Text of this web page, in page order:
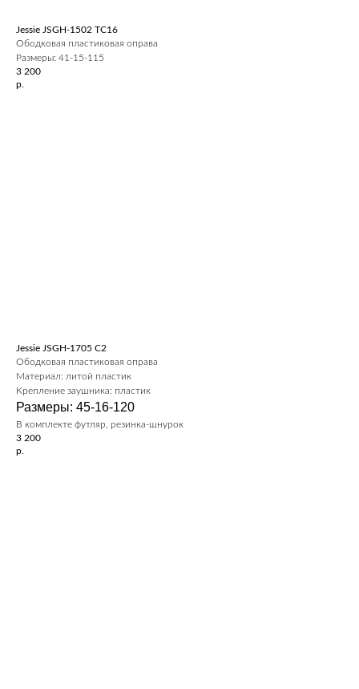
Jessie JSGH-1502 ТС16
Ободковая пластиковая оправа
Размеры: 41-15-115
3 200
р.
Jessie JSGH-1705 C2
Ободковая пластиковая оправа
Материал: литой пластик
Крепление заушника: пластик
Размеры: 45-16-120
В комплекте футляр, резинка-шнурок
3 200
р.